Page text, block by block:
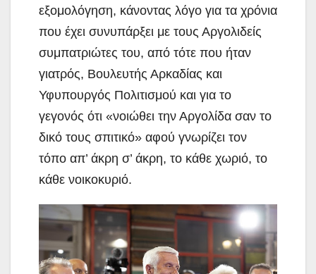
εξομολόγηση, κάνοντας λόγο για τα χρόνια
που έχει συνυπάρξει με τους Αργολιδείς
συμπατριώτες του, από τότε που ήταν
γιατρός, Βουλευτής Αρκαδίας και
Υφυπουργός Πολιτισμού και για το
γεγονός ότι «νοιώθει την Αργολίδα σαν το
δικό τους σπιτικό» αφού γνωρίζει τον
τόπο απ’ άκρη σ’ άκρη, το κάθε χωριό, το
κάθε νοικοκυριό.